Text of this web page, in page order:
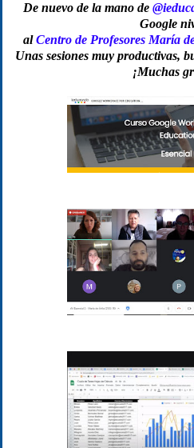
De nuevo de la mano de
Google
alCentro de Profesores María
Unas sesiones muy productivas,
¡Muchas